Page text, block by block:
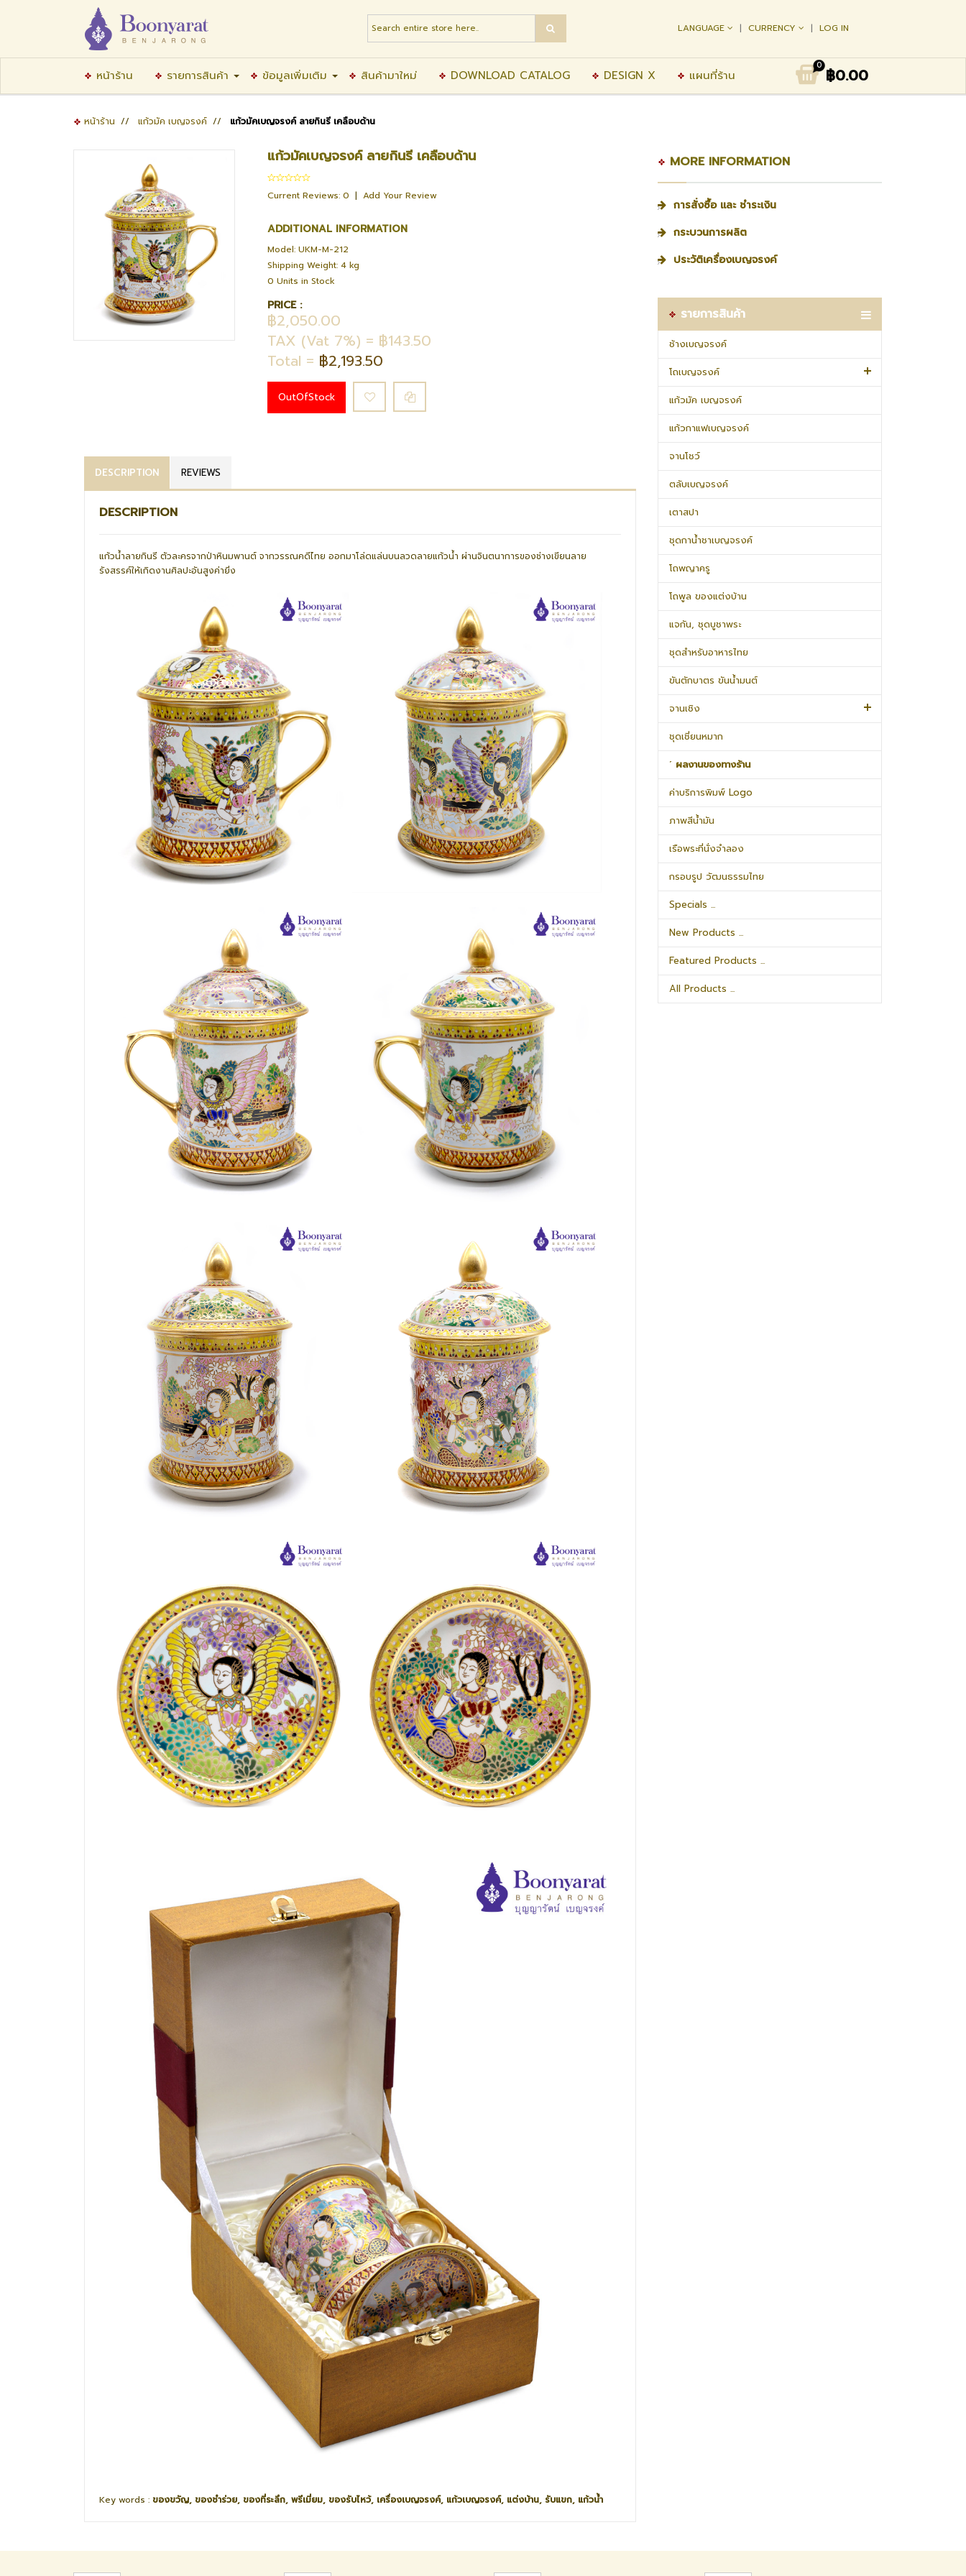
LANGUAGE CURRENCY LOG IN
หน้าร้าน รายการสินค้า ข้อมูลเพิ่มเติม สินค้ามาใหม่ DOWNLOAD CATALOG DESIGN X แผนที่ร้าน
0 ฿0.00
หน้าร้าน // แก้วมัค เบญจรงค์ // แก้วมัคเบญจรงค์ ลายกินรี เคลือบด้าน
แก้วมัคเบญจรงค์ ลายกินรี เคลือบด้าน
Current Reviews: 0 | Add Your Review
ADDITIONAL INFORMATION
Model: UKM-M-212
Shipping Weight: 4 kg
0 Units in Stock
PRICE :
฿2,050.00
TAX (Vat 7%) = ฿143.50
Total = ฿2,193.50
OutOfStock
DESCRIPTION REVIEWS
DESCRIPTION
แก้วน้ำลายกินรี ตัวละครจากป่าหินมพานต์ จากวรรณคดีไทย ออกมาโล่ดแล่นบนลวดลายแก้วน้ำ ผ่านจินตนาการของช่างเขียนลาย
รังสรรค์ให้เกิดงานศิลปะอันสูงค่ายิ่ง
Key words : ของขวัญ, ของชำร่วย, ของที่ระลึก, พรีเมี่ยม, ของรับไหว้, เครื่องเบญจรงค์, แก้วเบญจรงค์, แต่งบ้าน, รับแขก, แก้วน้ำ
MORE INFORMATION
การสั่งซื้อ และ ชำระเงิน
กระบวนการผลิต
ประวัติเครื่องเบญจรงค์
รายการสินค้า
ช้างเบญจรงค์
โถเบญจรงค์
แก้วมัค เบญจรงค์
แก้วกาแฟเบญจรงค์
จานโชว์
ตลับเบญจรงค์
เตาสปา
ชุดกาน้ำชาเบญจรงค์
โถพญาครู
โถพูล ของแต่งบ้าน
แจกัน, ชุดบูชาพระ
ชุดสำหรับอาหารไทย
ขันตักบาตร ขันน้ำมนต์
จานเชิง
ชุดเชี่ยนหมาก
˹ ผลงานของทางร้าน
ค่าบริการพิมพ์ Logo
ภาพสีน้ำมัน
เรือพระที่นั่งจำลอง
กรอบรูป วัฒนธรรมไทย
Specials ...
New Products ...
Featured Products ...
All Products ...